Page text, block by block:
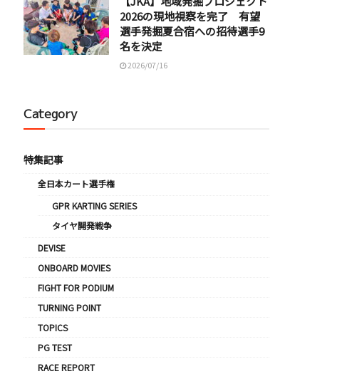
2026の現地視察を完了 有望
選手発掘夏合宿への招待選手9
名を決定
2026/07/16
Category
特集記事
全日本カート選手権
GPR KARTING SERIES
タイヤ開発戦争
DEVISE
ONBOARD MOVIES
FIGHT FOR PODIUM
TURNING POINT
TOPICS
PG TEST
RACE REPORT